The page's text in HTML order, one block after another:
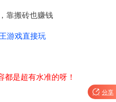
靠搬砖也赚钱
游戏直接玩
都是超有水准的呀！
 分享